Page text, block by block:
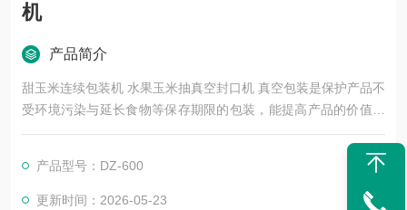
机
产品简介
甜玉米连续包装机 水果玉米抽真空封口机 真空包装是保护产品不
受环境污染与延长食物等保存期限的包装，能提高产品的价值和
品质
。是为了减少包装内氧气含量，防止包装食品的霉腐变质，保持
食品的色香味，并延长保质期。
产品型号：DZ-600
更新时间：2026-05-23